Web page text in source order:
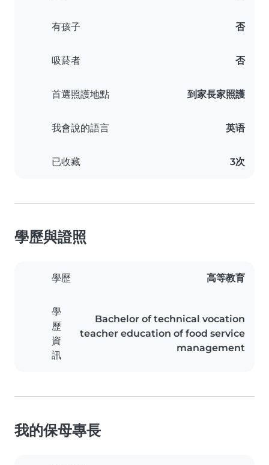
有孩子 否
吸菸者 否
首選照護地點 到家長家照護
我會說的語言 英语
已收藏 3次
學歷與證照
學歷 高等教育
學
歷
資
訊
Bachelor of technical vocation
teacher education of food service
management
我的保母專長